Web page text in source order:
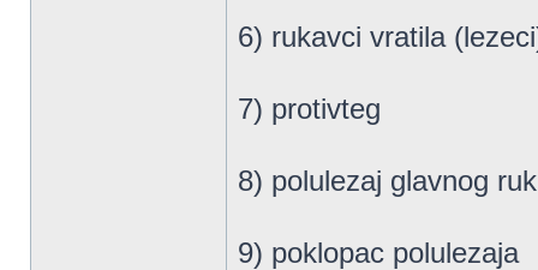
6) rukavci vratila
7) protivteg
8) polulezaj glavnog
9) poklopac polulezaja